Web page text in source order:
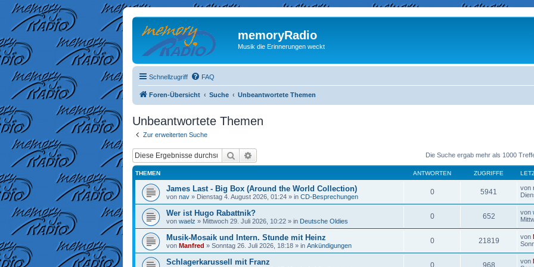
memoryRadio
Musik die Erinnerungen weckt
Schnellzugriff FAQ
Foren-Übersicht Suche Unbeantwortete Themen
Unbeantwortete Themen
Zur erweiterten Suche
Suche Die Suche ergab mehr als 1000
THEMEN ANTWORTEN ZUGRIFFE
James Last - Big Box (Around the World Collection)
von nav » Dienstag 4. August 2026, 01:24 » in CD-Besprechungen
0 5941 von
Wer ist Hugo Rabattnik?
von waelz » Mittwoch 29. Juli 2026, 10:22 » in Deutsche Oldies
0 652 von
Musik-Mosaik und Intern. Stunde mit Heinz
von Manfred » Sonntag 26. Juli 2026, 18:18 » in Ankündigungen
0 21819 von
Schlagerkarussell mit Franz 0 968 von